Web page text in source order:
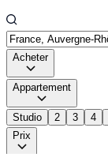
Acheter
Appartement
Studio 2 3 4
Prix